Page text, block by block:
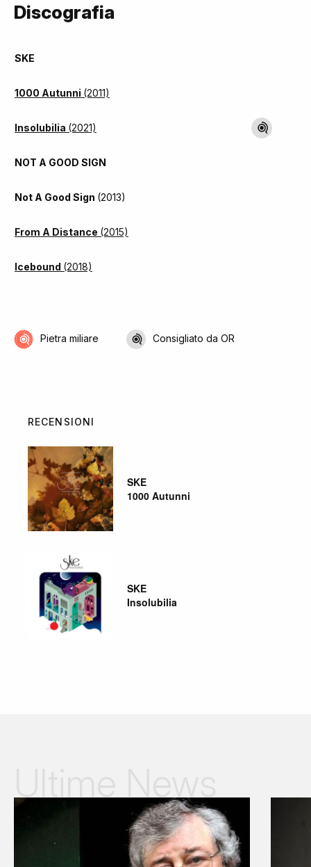
Discografia
SKE
1000 Autunni (2011)
Insolubilia (2021)
NOT A GOOD SIGN
Not A Good Sign (2013)
From A Distance (2015)
Icebound (2018)
Pietra miliare Consigliato da OR
RECENSIONI
SKE
1000 Autunni
SKE
Insolubilia